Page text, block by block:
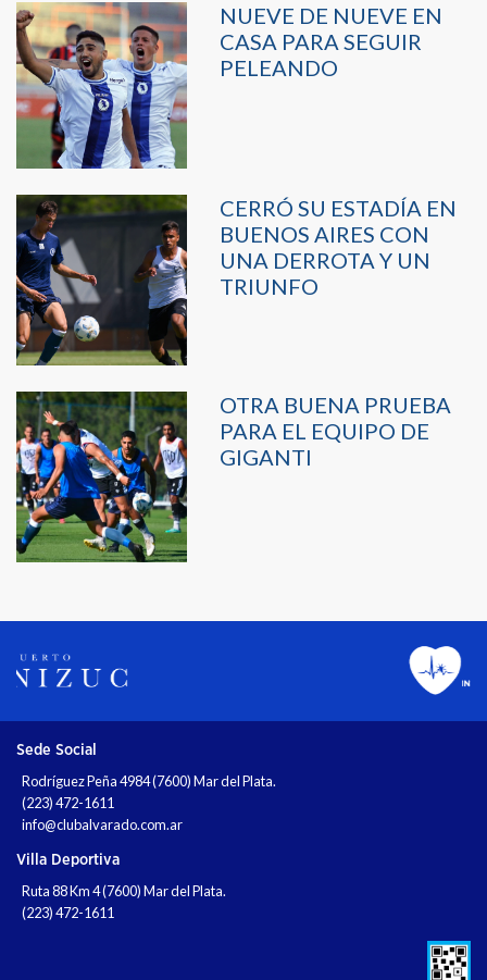
NUEVE DE NUEVE EN
CASA PARA SEGUIR
PELEANDO
CERRÓ SU ESTADÍA EN
BUENOS AIRES CON
UNA DERROTA Y UN
TRIUNFO
OTRA BUENA PRUEBA
PARA EL EQUIPO DE
GIGANTI
Sede Social
Rodríguez Peña 4984 (7600) Mar del Plata.
(223) 472-1611
info@clubalvarado.com.ar
Villa Deportiva
Ruta 88 Km 4 (7600) Mar del Plata.
(223) 472-1611